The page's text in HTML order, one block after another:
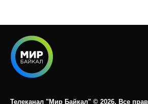
Телеканал "Мир Байкал" © 2026. Все